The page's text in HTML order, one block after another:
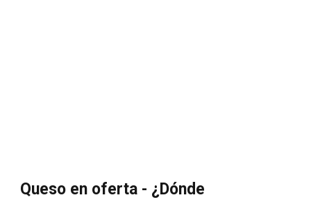
Queso en oferta - ¿Dónde